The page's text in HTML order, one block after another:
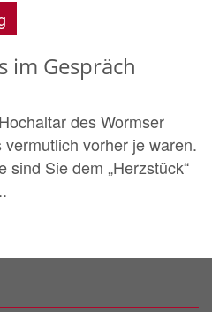
im Gespräch
des Wormser
vorher je waren.
sind Sie dem „Herzstück“